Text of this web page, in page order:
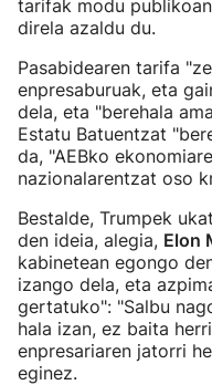
tarifak modu
direla azaldu du.
Pasabidearen tarifa
enpresaburuak, eta
dela, eta "berehala
Estatu Batuentzat
da, "AEBko
nazionalarentzat oso
Bestalde, Trumpek
den ideia, alegia, Elon
kabinetean egongo
izango dela, eta
gertatuko": "Salbu
hala izan, ez baita
enpresariaren jatorri
eginez.